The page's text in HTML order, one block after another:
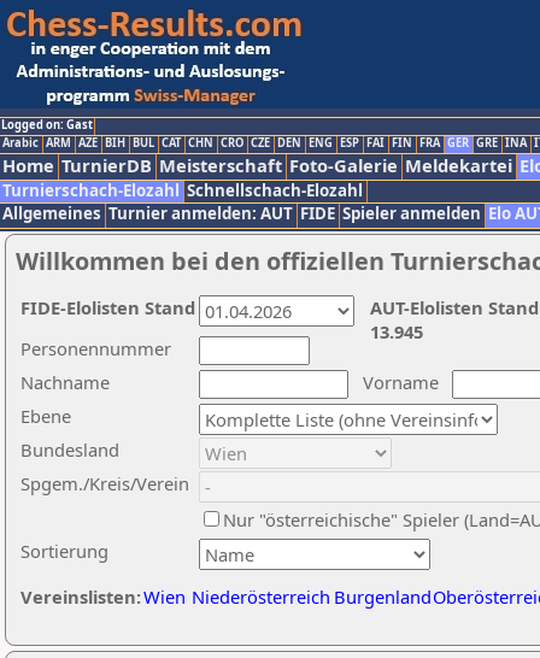
Logged on: Gast
Arabic ARM AZE BIH BUL CAT CHN CRO CZE DEN ENG ESP FAI FIN FRA GER GRE INA
Home TurnierDB Meisterschaft Foto-Galerie Meldekartei
Turnierschach-Elozahl Schnellschach-Elozahl
Allgemeines Turnier anmelden: AUT FIDE Spieler anmelden Elo
Willkommen bei den offiziellen
Nachname
Vorname
Ebene
Sortierung
Personennummer
Bundesland
Spgem./Kreis/Verein
Nur "österreichische" Spieler
Vereinslisten:Wien Niederösterreich Burgenland
AUT-Elolisten
13.945
FIDE-Elolisten Stand